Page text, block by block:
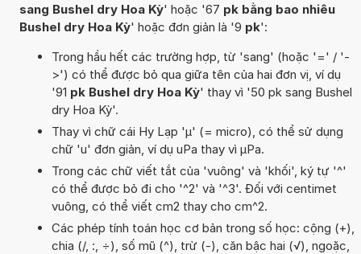
sang Bushel dry Hoa Kỳ' hoặc '67 pk bằng bao nhiêu
Bushel dry Hoa Kỳ' hoặc đơn giản là '9 pk':
Trong hầu hết các trường hợp, từ 'sang' (hoặc '=' / '-
>') có thể được bỏ qua giữa tên của hai đơn vị, ví dụ
'91 pk Bushel dry Hoa Kỳ' thay vì '50 pk sang Bushel
dry Hoa Kỳ'.
Thay vì chữ cái Hy Lạp 'µ' (= micro), có thể sử dụng
chữ 'u' đơn giản, ví dụ uPa thay vì µPa.
Trong các chữ viết tắt của 'vuông' và 'khối', ký tự '^'
có thể được bỏ đi cho '^2' và '^3'. Đối với centimet
vuông, có thể viết cm2 thay cho cm^2.
Các phép tính toán học cơ bản trong số học: cộng (+),
chia (/, :, ÷), số mũ (^), trừ (-), căn bậc hai (√), ngoặc,